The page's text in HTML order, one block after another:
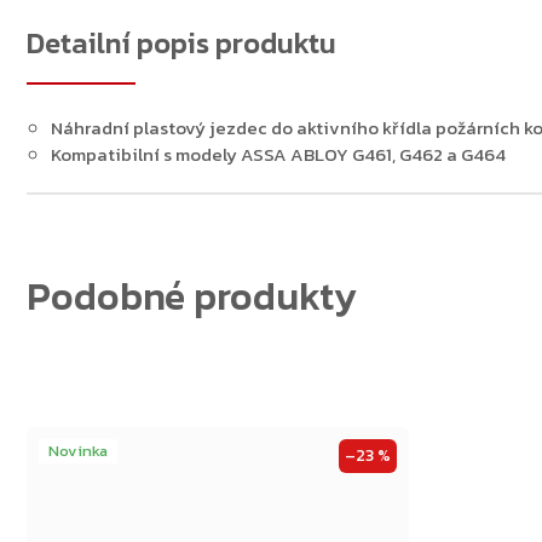
Detailní popis produktu
Náhradní plastový jezdec do aktivního křídla požárních
Kompatibilní s modely ASSA ABLOY G461, G462 a G464
Novinka –23 %